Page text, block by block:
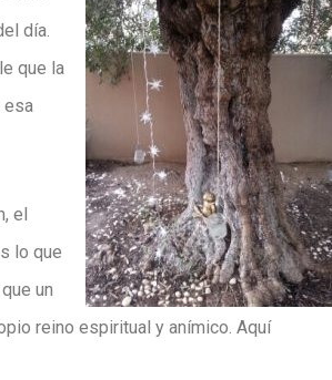
día.
que la
esa
el
lo que
un
reino espiritual y anímico. Aquí